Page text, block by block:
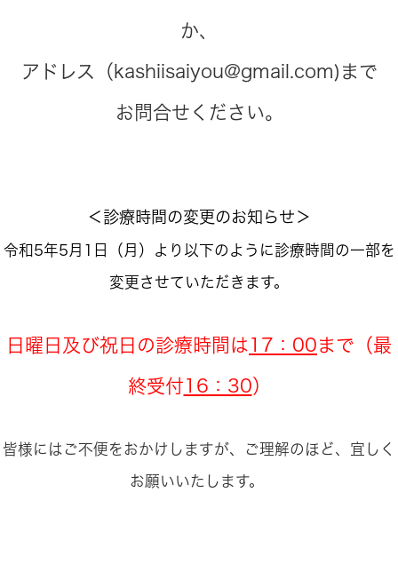
か、
アドレス（kashiisaiyou@gmail.com)まで
お問合せください。
＜診療時間の変更のお知らせ＞
令和5年5月1日（月）より以下のように診療時間の一部を
変更させていただきます。
日曜日及び祝日の診療時間は 17：00まで（最
終受付16：30）
皆様にはご不便をおかけしますが、ご理解のほど、宜しく
お願いいたします。